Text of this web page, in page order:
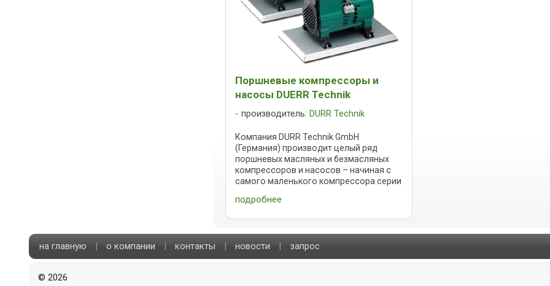
Поршневые компрессоры и
насосы DUERR Technik
производитель: DURR Technik
Компания DURR Technik GmbH
(Германия) производит целый ряд
поршневых масляных и безмасляных
компрессоров и насосов – начиная с
самого маленького компрессора серии
самого большого компрессора серии
подробнее
на главную | о компании | контакты | новости | запрос
© 2026